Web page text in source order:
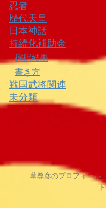
忍者
歴代天皇
日本神話
持続化補助金
採択結果
書き方
戦国武将関連
未分類
葦尊彦のプロフィール
ト